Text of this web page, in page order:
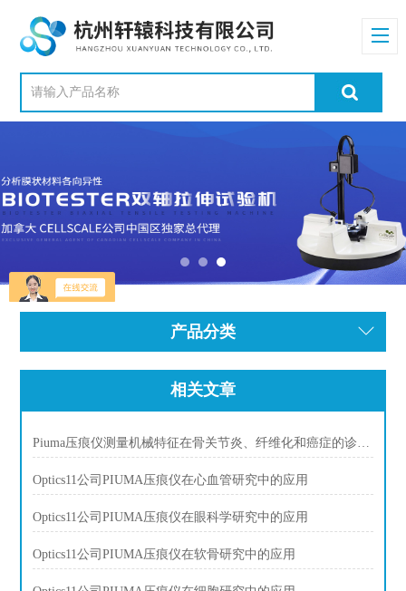
产品分类
相关文章
Piuma压痕仪测量机械特征在骨关节炎、纤维化和癌症的诊断中发挥作用。
Optics11公司PIUMA压痕仪在心血管研究中的应用
Optics11公司PIUMA压痕仪在眼科学研究中的应用
Optics11公司PIUMA压痕仪在软骨研究中的应用